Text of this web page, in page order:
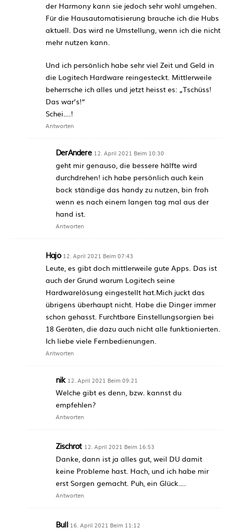
der Harmony kann sie jedoch sehr wohl umgehen.
Für die Hausautomatisierung brauche ich die Hubs
aktuell. Das wird ne Umstellung, wenn ich die nicht
mehr nutzen kann.
Und ich persönlich habe sehr viel Zeit und Geld in
die Logitech Hardware reingesteckt. Mittlerweile
beherrsche ich alles und jetzt heisst es: „Tschüss!
Das war’s!“
Schei….!
Antworten
DerAndere 12. April 2021 Beim 10:30
geht mir genauso, die bessere hälfte wird
durchdrehen! ich habe persönlich auch kein
bock ständige das handy zu nutzen, bin froh
wenn es nach einem langen tag mal aus der
hand ist.
Antworten
Hajo 12. April 2021 Beim 07:43
Leute, es gibt doch mittlerweile gute Apps. Das ist
auch der Grund warum Logitech seine
Hardwarelösung eingestellt hat.Mich juckt das
übrigens überhaupt nicht. Habe die Dinger immer
schon gehasst. Furchtbare Einstellungsorgien bei
18 Geräten, die dazu auch nicht alle funktionierten.
Ich liebe viele Fernbedienungen.
Antworten
nik 12. April 2021 Beim 09:21
Welche gibt es denn, bzw. kannst du
empfehlen?
Antworten
Zischrot 12. April 2021 Beim 16:53
Danke, dann ist ja alles gut, weil DU damit
keine Probleme hast. Hach, und ich habe mir
erst Sorgen gemacht. Puh, ein Glück….
Antworten
Bull 16. April 2021 Beim 11:12